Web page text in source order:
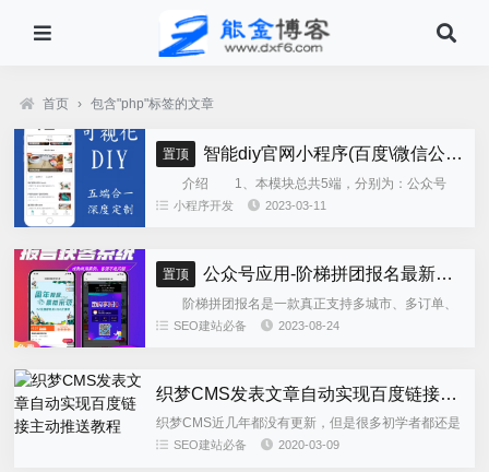
首页 › 包含"php"标签的文章
置顶 智能diy官网小程序(百度\微信公众号\微信小程序\支付宝\抖音小程序)独立版
介绍 1、本模块总共5端，分别为：公众号
h5、微信小程序、百度小程序、支付宝小程序、......
小程序开发 2023-03-11
置顶 公众号应用-阶梯拼团报名最新版本源码程序
阶梯拼团报名是一款真正支持多城市、多订单、
全供应链商业模式，订单统计、核销、一键导出等强
SEO建站必备 2023-08-24
织梦CMS发表文章自动实现百度链接主动推送教程
织梦CMS近几年都没有更新，但是很多初学者都还是
在使用织梦，近期有站长咨询能金，织梦CMS如何实
SEO建站必备 2020-03-09